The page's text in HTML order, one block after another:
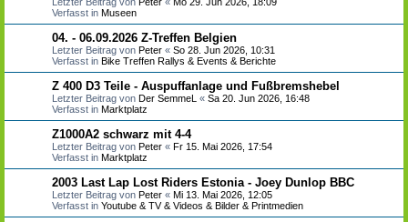
Verfasst in Museen
04. - 06.09.2026 Z-Treffen Belgien
Letzter Beitrag von Peter « So 28. Jun 2026, 10:31
Verfasst in Bike Treffen Rallys & Events & Berichte
Z 400 D3 Teile - Auspuffanlage und Fußbremshebel
Letzter Beitrag von Der SemmeL « Sa 20. Jun 2026, 16:48
Verfasst in Marktplatz
Z1000A2 schwarz mit 4-4
Letzter Beitrag von Peter « Fr 15. Mai 2026, 17:54
Verfasst in Marktplatz
2003 Last Lap Lost Riders Estonia - Joey Dunlop BBC
Letzter Beitrag von Peter « Mi 13. Mai 2026, 12:05
Verfasst in Youtube & TV & Videos & Bilder & Printmedien